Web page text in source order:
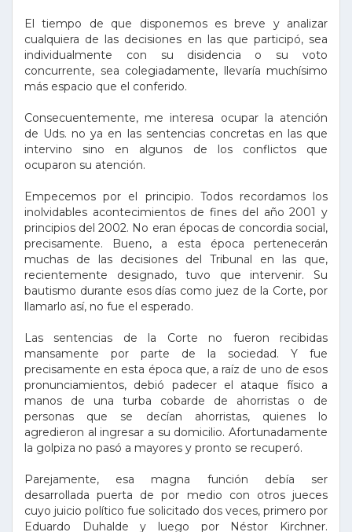
El tiempo de que disponemos es breve y analizar
cualquiera de las decisiones en las que participó, sea
individualmente con su disidencia o su voto
concurrente, sea colegiadamente, llevaría muchísimo
más espacio que el conferido.
Consecuentemente, me interesa ocupar la atención
de Uds. no ya en las sentencias concretas en las que
intervino sino en algunos de los conflictos que
ocuparon su atención.
Empecemos por el principio. Todos recordamos los
inolvidables acontecimientos de fines del año 2001 y
principios del 2002. No eran épocas de concordia social,
precisamente. Bueno, a esta época pertenecerán
muchas de las decisiones del Tribunal en las que,
recientemente designado, tuvo que intervenir. Su
bautismo durante esos días como juez de la Corte, por
llamarlo así, no fue el esperado.
Las sentencias de la Corte no fueron recibidas
mansamente por parte de la sociedad. Y fue
precisamente en esta época que, a raíz de uno de esos
pronunciamientos, debió padecer el ataque físico a
manos de una turba cobarde de ahorristas o de
personas que se decían ahorristas, quienes lo
agredieron al ingresar a su domicilio. Afortunadamente
la golpiza no pasó a mayores y pronto se recuperó.
Parejamente, esa magna función debía ser
desarrollada puerta de por medio con otros jueces
cuyo juicio político fue solicitado dos veces, primero por
Eduardo Duhalde y luego por Néstor Kirchner.